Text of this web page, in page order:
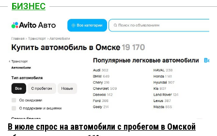
БИЗНЕС
В июле спрос на автомобили с пробегом в Омской